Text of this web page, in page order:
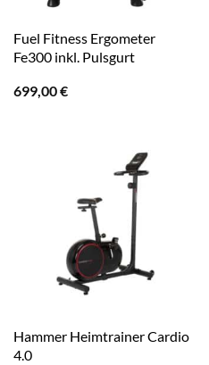
Fuel Fitness Ergometer
Fe300 inkl. Pulsgurt
699,00€
Hammer Heimtrainer Cardio
4.0